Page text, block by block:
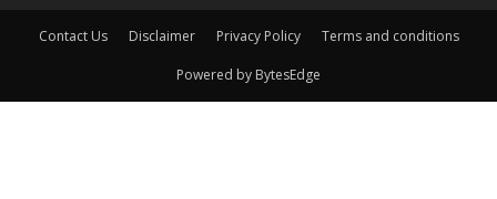
Contact Us Disclaimer Privacy Policy Terms and conditions
Powered by BytesEdge